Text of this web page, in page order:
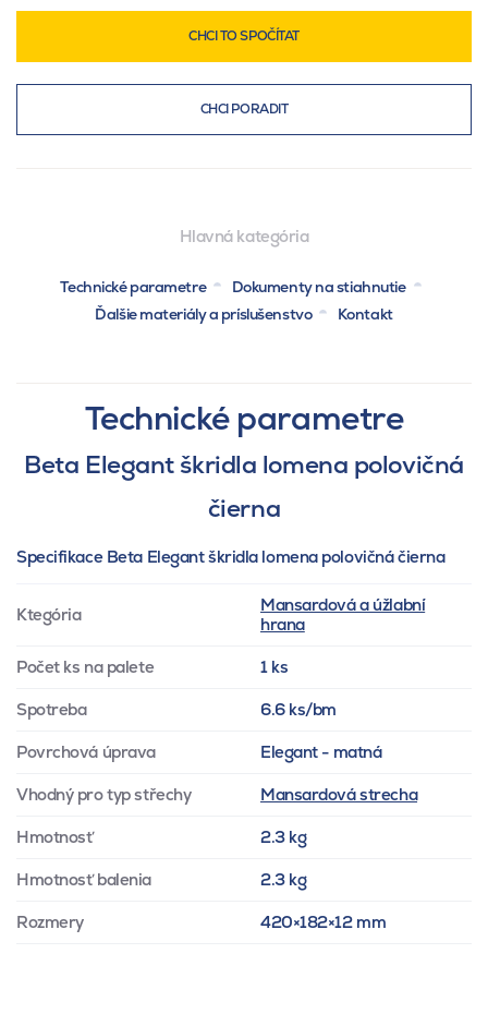
CHCI TO SPOČÍTAT
CHCI PORADIT
Hlavná kategória
Technické parametre
Dokumenty na stiahnutie
Ďalšie materiály a príslušenstvo
Kontakt
Technické parametre
Beta Elegant škridla lomena polovičná
čierna
Specifikace Beta Elegant škridla lomena polovičná čierna
Ktegória
Mansardová a úžlabní
hrana
Počet ks na palete 1 ks
Spotreba 6.6 ks/bm
Povrchová úprava Elegant - matná
Vhodný pro typ střechy Mansardová strecha
Hmotnosť 2.3 kg
Hmotnosť balenia 2.3 kg
Rozmery 420×182×12 mm